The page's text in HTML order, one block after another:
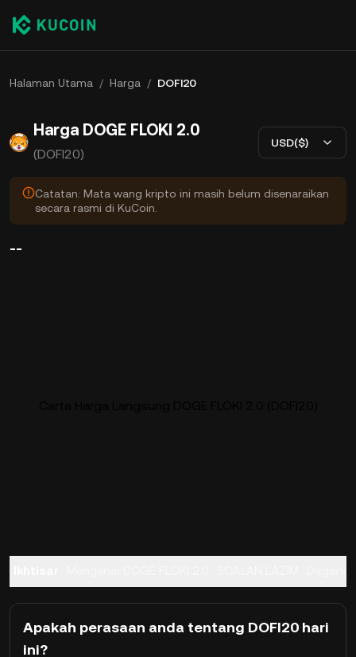
Halaman Utama / Harga / DOFI20
Harga DOGE FLOKI 2.0
(DOFI20)
USD($)
Catatan: Mata wang kripto ini masih belum disenaraikan
secara rasmi di KuCoin.
--
Apakah perasaan anda tentang DOFI20 hari
ini?